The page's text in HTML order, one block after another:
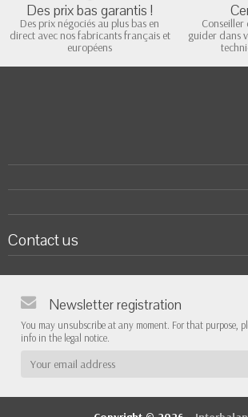
Des prix bas garantis !
Des prix négociés au plus bas en
direct avec nos fabricants français et
européens
guider dans
Contact us
Newsletter registration
You may unsubscribe at any moment. For that purpose,
info in the legal notice.